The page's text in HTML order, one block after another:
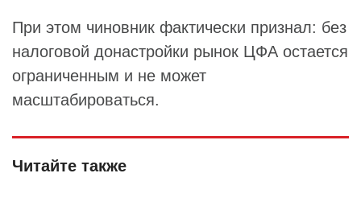
При этом чиновник фактически признал: без
налоговой донастройки рынок ЦФА остается
ограниченным и не может
масштабироваться.
Читайте также